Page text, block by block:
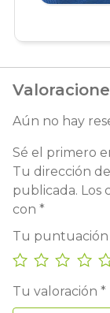
Aún no hay
Sé el primero
Tu dirección
publicada. Los
con *
Tu puntuación
Tu valoración *